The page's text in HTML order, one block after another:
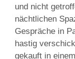
und nicht
nächtlichen
Gespräche in
hastig
gekauft in